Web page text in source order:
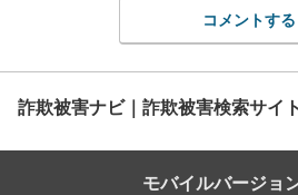
コメントする
詐欺被害ナビ｜詐欺被害検索サイト
モバイルバージョ